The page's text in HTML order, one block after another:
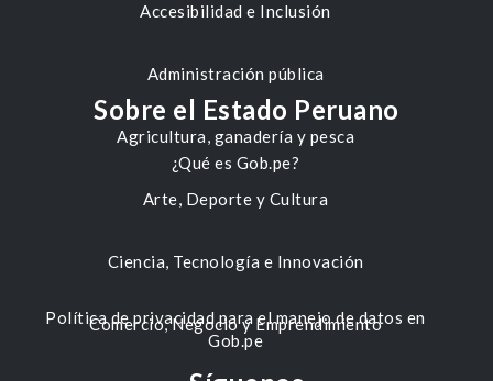
Accesibilidad e Inclusión
Administración pública
Agricultura, ganadería y pesca
Arte, Deporte y Cultura
Ciencia, Tecnología e Innovación
Comercio, Negocio y Emprendimiento
Sobre el Estado Peruano
¿Qué es Gob.pe?
Política de privacidad para el manejo de datos en
Gob.pe